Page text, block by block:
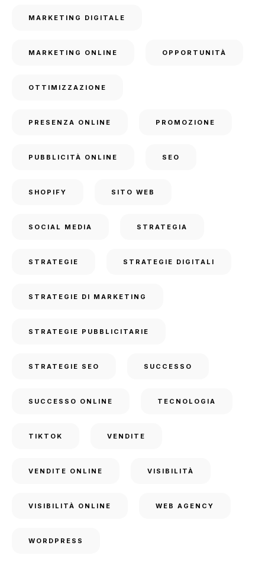
MARKETING DIGITALE
MARKETING ONLINE OPPORTUNITÀ
OTTIMIZZAZIONE
PRESENZA ONLINE PROMOZIONE
PUBBLICITÀ ONLINE SEO
SHOPIFY SITO WEB
SOCIAL MEDIA STRATEGIA
STRATEGIE STRATEGIE DIGITALI
STRATEGIE DI MARKETING
STRATEGIE PUBBLICITARIE
STRATEGIE SEO SUCCESSO
SUCCESSO ONLINE TECNOLOGIA
TIKTOK VENDITE
VENDITE ONLINE VISIBILITÀ
VISIBILITÀ ONLINE WEB AGENCY
WORDPRESS